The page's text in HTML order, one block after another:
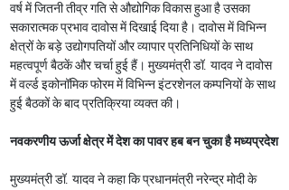
वर्ष में जितनी तीव्र गति से औद्योगिक विकास हुआ है उसका
सकारात्मक प्रभाव दावोस में दिखाई दिया है। दावोस में विभिन्न
क्षेत्रों के बड़े उद्योगपतियों और व्यापार प्रतिनिधियों के साथ
महत्वपूर्ण बैठकें और चर्चा हुई हैं। मुख्यमंत्री डॉ. यादव ने दावोस
में वर्ल्ड इकोनॉमिक फोरम में विभिन्न इंटरशेनल कम्पनियों के साथ
हुई बैठकों के बाद प्रतिक्रिया व्यक्त की।
नवकरणीय ऊर्जा क्षेत्र में देश का पावर हब बन चुका है मध्यप्रदेश
मुख्यमंत्री डॉ. यादव ने कहा कि प्रधानमंत्री नरेन्द्र मोदी के